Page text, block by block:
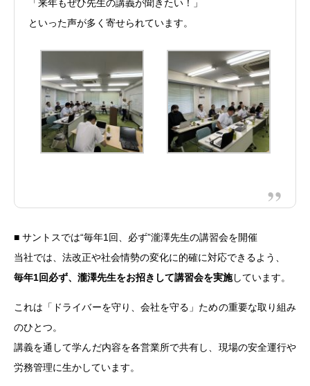
「来年もぜひ先生の講義が聞きたい！」
といった声が多く寄せられています。
■ サントスでは“毎年1回、必ず”瀧澤先生の講習会を開催
当社では、法改正や社会情勢の変化に的確に対応できるよう、
毎年1回必ず、瀧澤先生をお招きして講習会を実施しています。
これは「ドライバーを守り、会社を守る」ための重要な取り組み
のひとつ。
講義を通して学んだ内容を各営業所で共有し、現場の安全運行や
労務管理に生かしています。